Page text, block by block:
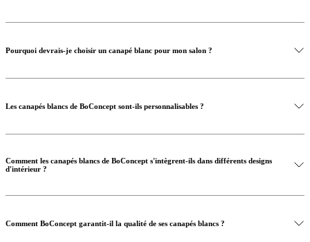
Pourquoi devrais-je choisir un canapé blanc pour mon salon ?
Les canapés blancs de BoConcept sont-ils personnalisables ?
Comment les canapés blancs de BoConcept s'intègrent-ils dans différents designs
d'intérieur ?
Comment BoConcept garantit-il la qualité de ses canapés blancs ?